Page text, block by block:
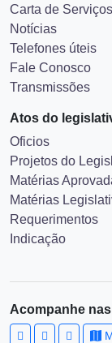
Carta de Serviços
Notícias
Telefones úteis
Fale Conosco
Transmissões
Atos do
Oficios
Projetos do
Matérias
Matérias
Requerimentos
Indicação
Acompanhe